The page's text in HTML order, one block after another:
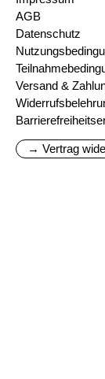
AGB
Datenschutz
Versand &
→ Vertrag